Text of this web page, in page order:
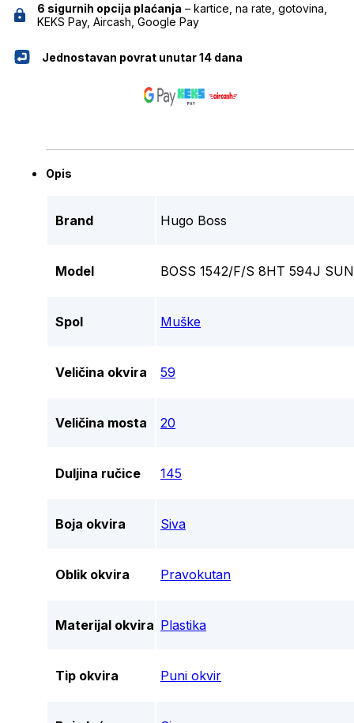
6 sigurnih opcija plaćanja – kartice, na rate, gotovina,
KEKS Pay, Aircash, Google Pay
Jednostavan povrat unutar 14 dana
Opis
Brand Hugo Boss
Model BOSS 1542/F/S 8HT 594J
Spol Muške
Veličina okvira 59
Veličina mosta 20
Duljina ručice 145
Boja okvira Siva
Oblik okvira Pravokutan
Materijal okvira Plastika
Tip okvira Puni okvir